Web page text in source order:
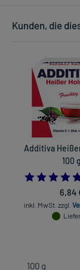
Kunden, die
Additiva
100 g
6,84
inkl. MwSt. zzgl.